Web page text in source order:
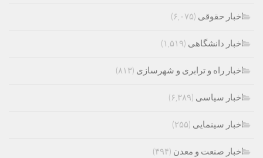
اخبار حقوقی (۶,۰۷۵)
اخبار دانشگاهی (۱,۵۱۹)
اخبار راه و ترابری و شهرسازی (۸۱۳)
اخبار سیاسی (۶,۳۸۹)
اخبار سینمایی (۲۵۵)
اخبار صنعت و معدن (۴۹۴)